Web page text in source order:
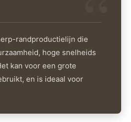
randproductielijn die
hoge snelheids
kan voor een grote
en is ideaal voor